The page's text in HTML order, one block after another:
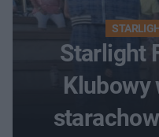
Starlight
Klubowy